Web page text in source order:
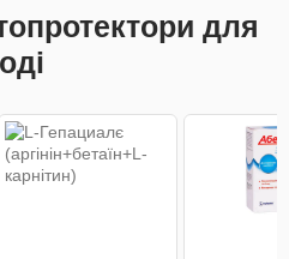
для